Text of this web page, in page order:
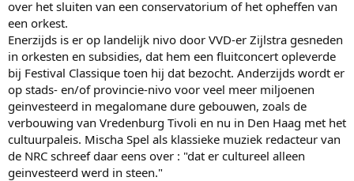
over het sluiten van een conservatorium of het opheffen van
een orkest.
Enerzijds is er op landelijk nivo door VVD-er Zijlstra gesneden
in orkesten en subsidies, dat hem een fluitconcert opleverde
bij Festival Classique toen hij dat bezocht. Anderzijds wordt er
op stads- en/of provincie-nivo voor veel meer miljoenen
geinvesteerd in megalomane dure gebouwen, zoals de
verbouwing van Vredenburg Tivoli en nu in Den Haag met het
cultuurpaleis. Mischa Spel als klassieke muziek redacteur van
de NRC schreef daar eens over : "dat er cultureel alleen
geinvesteerd werd in steen."